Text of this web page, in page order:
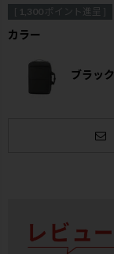
[ 1,300 ポイント進呈 ]
カラー
ブラック